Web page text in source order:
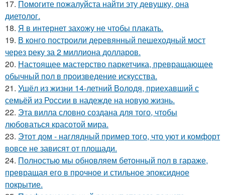
17. Помогите пожалуйста найти эту девушку, она
диетолог.
18. Я в интернет захожу не чтобы плакать.
19. В конго построили деревянный пешеходный мост
через реку за 2 миллиона долларов.
20. Настоящее мастерство паркетчика, превращающее
обычный пол в произведение искусства.
21. Ушёл из жизни 14-летний Володя, приехавший с
семьёй из России в надежде на новую жизнь.
22. Эта вилла словно создана для того, чтобы
любоваться красотой мира.
23. Этот дом - наглядный пример того, что уют и комфорт
вовсе не зависят от площади.
24. Полностью мы обновляем бетонный пол в гараже,
превращая его в прочное и стильное эпоксидное
покрытие.